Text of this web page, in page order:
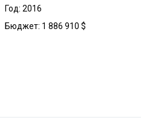
Год: 2016
Бюджет: 1 886 910 $